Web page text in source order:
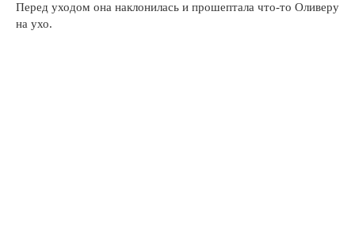
Перед уходом она наклонилась и прошептала что-то Оливеру
на ухо.